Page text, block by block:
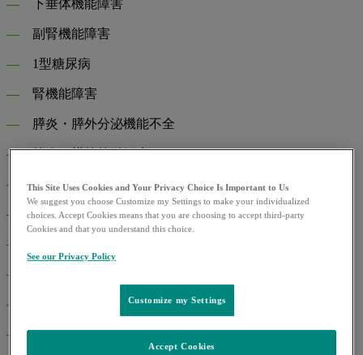
― 下垂体機能障害
― 副腎機能障害
― 1型糖尿病
― 腎機能障害
― 膵炎・膵外分泌機能不全
―筋炎・横紋筋融解症
―重症筋無力症
―心筋炎
―
―
― 免疫性血小板減少症
―溶血性貧血
This Site Uses Cookies and Your Privacy Choice Is Important to Us
We suggest you choose Customize my Settings to make your individualized
choices. Accept Cookies means that you are choosing to accept third-party
Cookies and that you understand this choice.
See our Privacy Policy
Customize my Settings
Accept Cookies